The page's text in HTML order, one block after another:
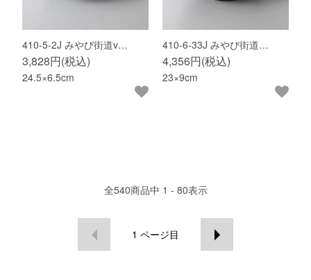
410-5-2J みやび街道v…
3,828円(税込)
24.5×6.5cm
410-6-33J みやび街道…
4,356円(税込)
23×9cm
全540商品中 1 - 80表示
1 ページ目